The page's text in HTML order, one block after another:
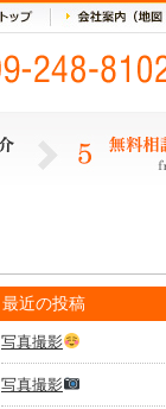
最近の投稿
写真撮影
写真撮影